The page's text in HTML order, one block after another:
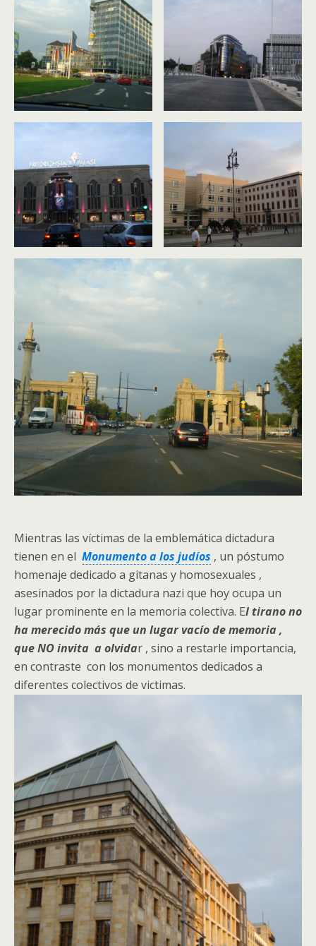
Mientras las víctimas de la emblemática dictadura
tienen en el Monumento a los judíos , un póstumo
homenaje dedicado a gitanas y homosexuales ,
asesinados por la dictadura nazi que hoy ocupa un
lugar prominente en la memoria colectiva. El tirano no
ha merecido más que un lugar vacío de memoria ,
que NO invita a olvidar , sino a restarle importancia,
en contraste con los monumentos dedicados a
diferentes colectivos de victimas.